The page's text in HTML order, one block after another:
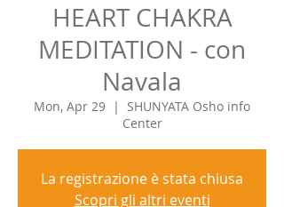
HEART CHAKRA
MEDITATION - con
Navala
Mon, Apr 29
  |
SHUNYATA Osho info
Center
La registrazione è stata chiusa
Scopri gli altri eventi